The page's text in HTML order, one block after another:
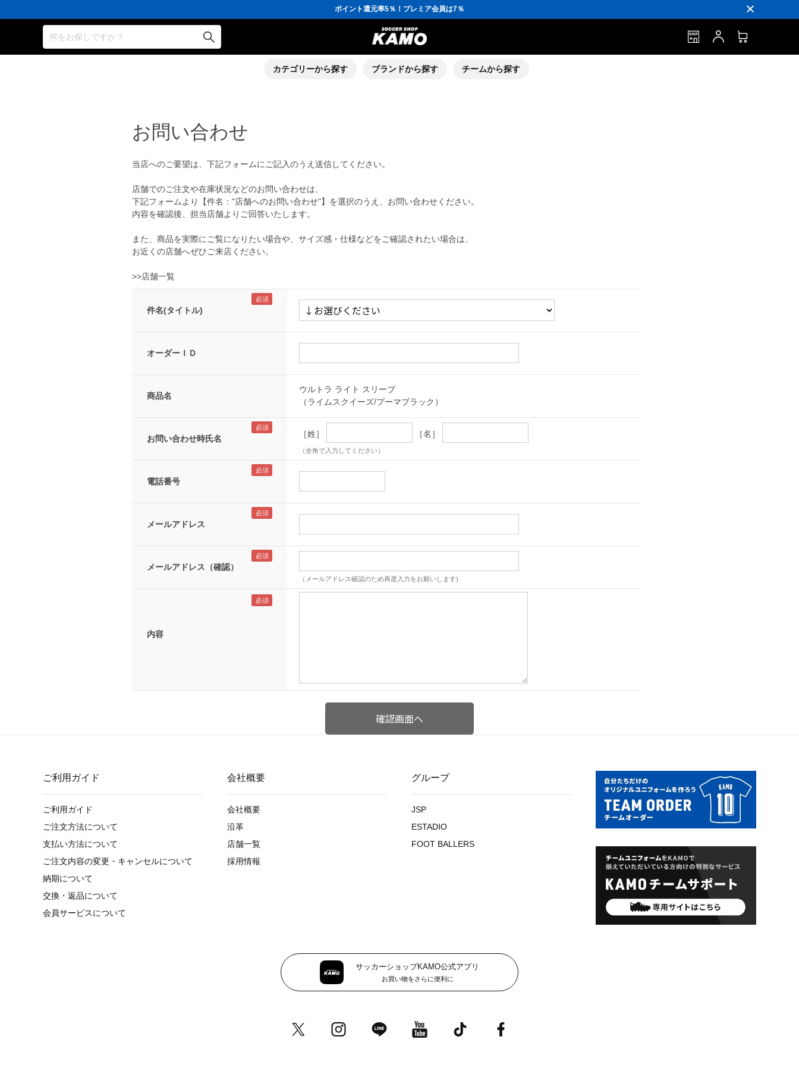
ポイント還元率5％！プレミア会員は7％
会員の方にはお誕生月に「10％OFFクーポン」プレゼント！
16,000円(税込)以上でシューズケースプレゼント！
3,300円(税込)以上で送料無料！
ポイント還元率5％！プレミア会員は7％
会員の方にはお誕生月に「10％OFFクーポン」プレゼント！
何をお探しですか？
カテゴリーから探す ブランドから探す チームから探す
お問い合わせ
当店へのご要望は、下記フォームにご記入のうえ送信してください。
店舗でのご注文や在庫状況などのお問い合わせは、
下記フォームより【件名："店舗へのお問い合わせ"】を選択のうえ、お問い合わせください。
内容を確認後、担当店舗よりご回答いたします。
また、商品を実際にご覧になりたい場合や、サイズ感・仕様などをご確認されたい場合は、
お近くの店舗へぜひご来店ください。
>>店舗一覧
件名(タイトル)
オーダーＩＤ
商品名
ウルトラ ライト スリーブ
（ライムスクイーズ/プーマブラック）
お問い合わせ時氏名 ［姓］ ［名］
（全角で入力してください）
電話番号
メールアドレス
メールアドレス（確認）
（メールアドレス確認のため再度入力をお願いします)
内容
ご利用ガイド
ご利用ガイド
ご注文方法について
支払い方法について
ご注文内容の変更・キャンセルについて
納期について
交換・返品について
会員サービスについて
会社概要
会社概要
沿革
店舗一覧
採用情報
グループ
JSP
ESTADIO
FOOT BALLERS
サッカーショップKAMO公式アプリ
お買い物をさらに便利に